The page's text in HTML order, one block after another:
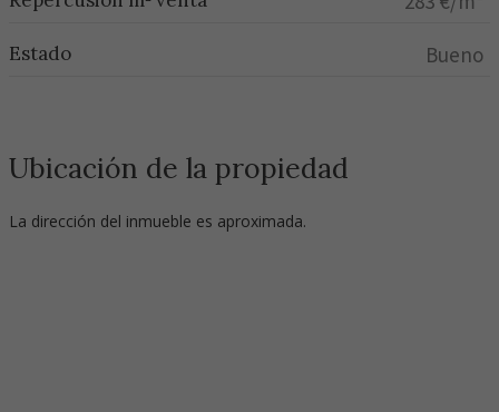
Estado Bueno
Ubicación de la propiedad
La dirección del inmueble es aproximada.